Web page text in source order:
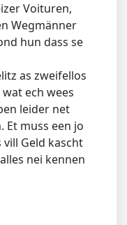
Voituren,
Wegmänner
hun dass se
as zweifellos
ech wees
leider net
Et muss een jo
vill Geld kascht
nei kennen